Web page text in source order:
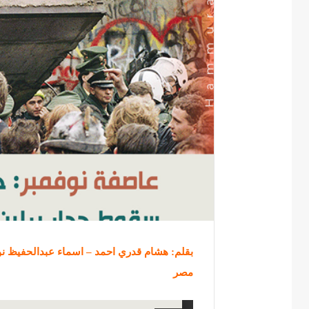
بقلم: هشام قدري احمد – اسماء عبدالحفيظ
مصر